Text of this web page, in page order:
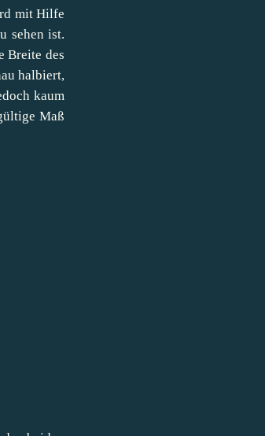
mit Hilfe
sehen ist.
Breite des
halbiert,
kaum
Maß